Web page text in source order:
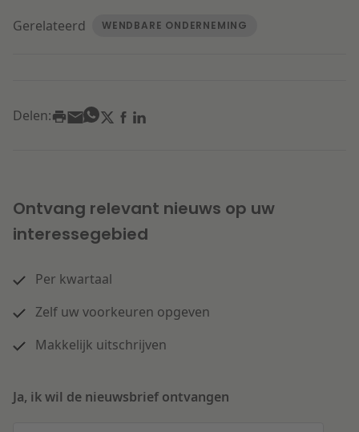
Gerelateerd
WENDBARE ONDERNEMING
Delen:
Ontvang relevant nieuws op uw
interessegebied
Per kwartaal
Zelf uw voorkeuren opgeven
Makkelijk uitschrijven
Ja, ik wil de nieuwsbrief ontvangen